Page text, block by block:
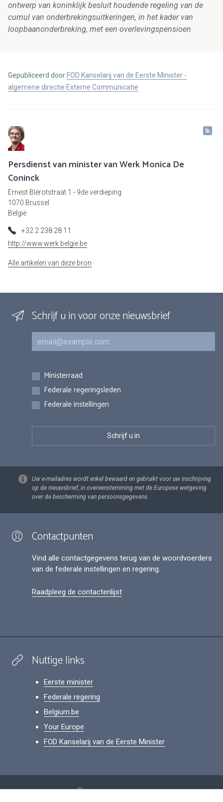
ontwerp van koninklijk besluit houdende regeling van de
cumul van onderbrekingsuitkeringen, in het kader van
loopbaanonderbreking, met een overlevingspensioen
Gepubliceerd door FOD Kanselarij van de Eerste Minister -
algemene directie Externe Communicatie
Persdienst van minister van Werk Monica De
Coninck
Ernest Blérotstraat 1 - 9de verdieping
1070 Brussel
België
+32 2 238 28 11
http://www.werk.belgie.be
Alle artikelen van deze bron
Schrijf u in voor onze nieuwsbrief
E-mail
Inschrijvingen
Ministerraad
Federale regeringsleden
Federale instellingen
Uw e-mailadres wordt enkel bewaard en gebruikt voor uw inschrijving
op de nieuwsbrief, in overeenstemming met de Europese wetgeving
over de bescherming van persoonsgegevens.
Contactpunten
Vind alle contactgegevens terug van de woordvoerders
van de federale instellingen en regering.
Raadpleeg de contactenlijst
Nuttige links
Eerste minister
Federale regering
Belgium.be
Your Europe
FOD Kanselarij van de Eerste Minister
Persoonsgegevens